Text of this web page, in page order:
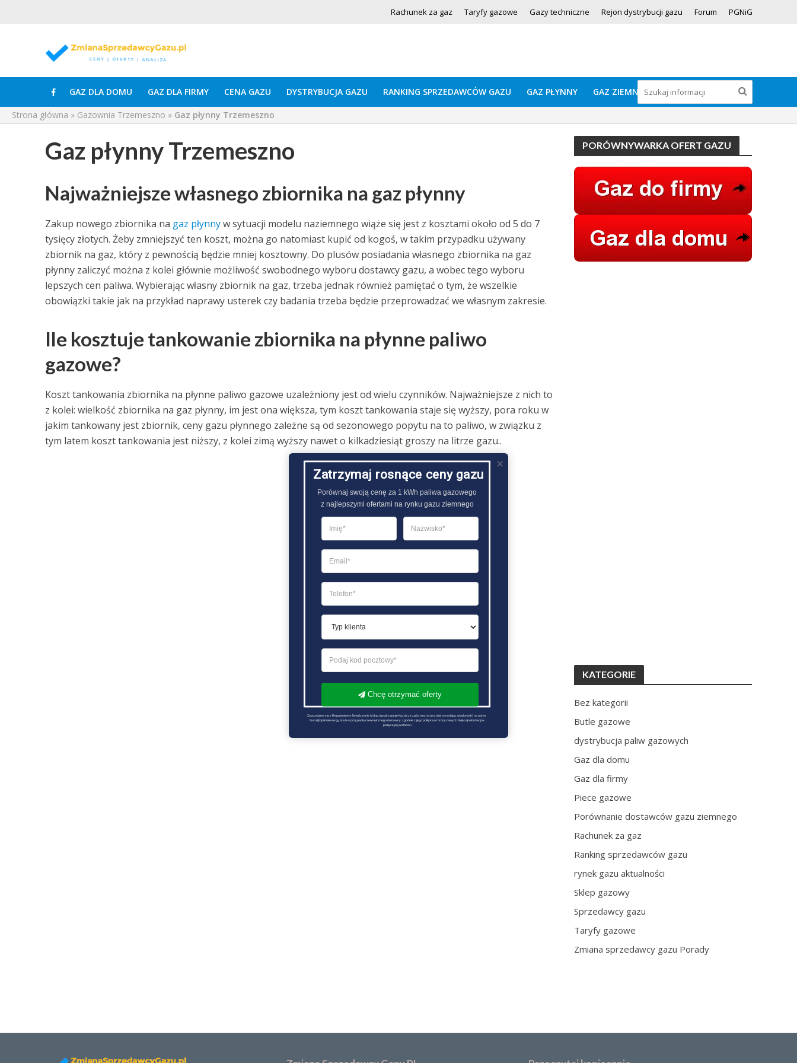
Rachunek za gaz Taryfy gazowe Gazy techniczne Rejon dystrybucji gazu Forum PGNiG
GAZ DLA DOMU GAZ DLA FIRMY CENA GAZU DYSTRYBUCJA GAZU RANKING SPRZEDAWCÓW GAZU GAZ PŁYNNY GAZ ZIEMNY
Strona główna » Gazownia Trzemeszno » Gaz płynny Trzemeszno
Gaz płynny Trzemeszno
Najważniejsze własnego zbiornika na gaz płynny
Zakup nowego zbiornika na gaz płynnyw sytuacji modelu naziemnego wiąże się jest z kosztami około od 5 do 7
tysięcy złotych. Żeby zmniejszyć ten koszt, można go natomiast kupić od kogoś, w takim przypadku używany
zbiornik na gaz, który z pewnością będzie mniej kosztowny. Do plusów posiadania własnego zbiornika na gaz
płynny zaliczyć można z kolei głównie możliwość swobodnego wyboru dostawcy gazu, a wobec tego wyboru
lepszych cen paliwa. Wybierając własny zbiornik na gaz, trzeba jednak również pamiętać o tym, że wszelkie
obowiązki takie jak na przykład naprawy usterek czy badania trzeba będzie przeprowadzać we własnym zakresie.
Ile kosztuje tankowanie zbiornika na płynne paliwo
gazowe?
Koszt tankowania zbiornika na płynne paliwo gazowe uzależniony jest od wielu czynników. Najważniejsze z nich to
z kolei: wielkość zbiornika na gaz płynny, im jest ona większa, tym koszt tankowania staje się wyższy, pora roku w
jakim tankowany jest zbiornik, ceny gazu płynnego zależne są od sezonowego popytu na to paliwo, w związku z
tym latem koszt tankowania jest niższy, z kolei zimą wyższy nawet o kilkadziesiąt groszy na litrze gazu..
PORÓWNYWARKA OFERT GAZU
KATEGORIE
Bez kategorii
Butle gazowe
dystrybucja paliw gazowych
Gaz dla domu
Gaz dla firmy
Piece gazowe
Porównanie dostawców gazu ziemnego
Rachunek za gaz
Ranking sprzedawców gazu
rynek gazu aktualności
Sklep gazowy
Sprzedawcy gazu
Taryfy gazowe
Zmiana sprzedawcy gazu Porady
Zatrzymaj rosnące ceny gazu
Porównaj swoją cenę za 1 kWh paliwa gazowego
z najlepszymi ofertami na rynku gazu ziemnego
Chcę otrzymać oferty
Zapoznałem się z Regulaminem Świadczenie Usług i go akceptuję Każdą ze zgód można wycofać wysyłając wiadomość na adres
biuro@optimalenergy.pl lub w przypadku zewnętrznego dostawcy, zgodnie z jego polityką ochrony danych. Więcej informacji w
polityce prywatności